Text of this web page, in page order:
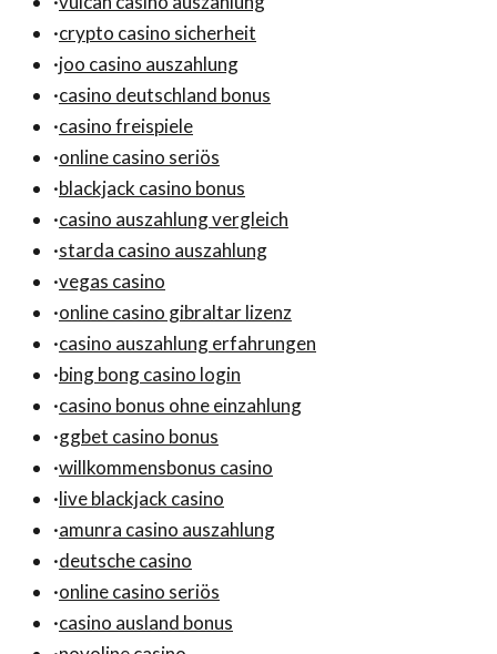
·crypto casino sicherheit
·joo casino auszahlung
·casino deutschland bonus
·casino freispiele
·online casino seriös
·blackjack casino bonus
·casino auszahlung vergleich
·starda casino auszahlung
·vegas casino
·online casino gibraltar lizenz
·casino auszahlung erfahrungen
·bing bong casino login
·casino bonus ohne einzahlung
·ggbet casino bonus
·willkommensbonus casino
·live blackjack casino
·amunra casino auszahlung
·deutsche casino
·online casino seriös
·casino ausland bonus